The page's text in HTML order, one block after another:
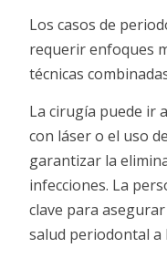
Los casos de
requerir enfoques
técnicas
La cirugía puede ir
con láser o el uso
garantizar la
infecciones. La
clave para
salud periodontal a